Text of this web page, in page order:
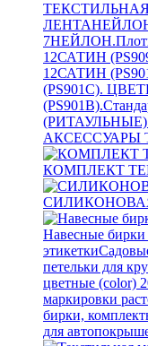
ЛЕНТА
7
12САТИН
12САТИН
(PS901C).
АКСЕССУАРЫ
КОМПЛЕКТ
Навесные
этикетки
петельки для
цветные (color)
маркировки
бирки,
для